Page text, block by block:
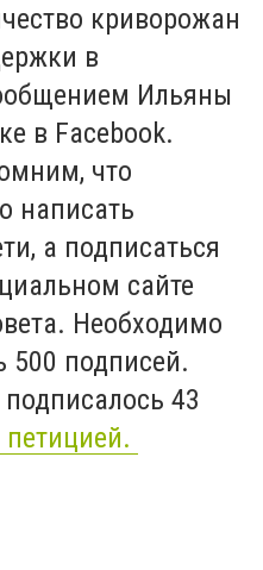
криворожан
в
Ильяны
в Facebook.
что
написать
а подписаться
сайте
Необходимо
500 подписей.
43